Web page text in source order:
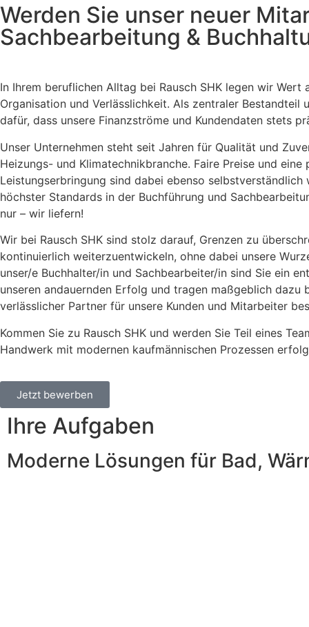
Werden Sie unser neuer
Sachbearbeitung &
In Ihrem beruflichen Alltag bei Rausch SHK legen wir Wert
Organisation und Verlässlichkeit. Als zentraler Bestandteil
dafür, dass unsere Finanzströme und Kundendaten stets
Unser Unternehmen steht seit Jahren für Qualität und
Heizungs- und Klimatechnikbranche. Faire Preise und eine
Leistungserbringung sind dabei ebenso selbstverständlich
höchster Standards in der Buchführung und
nur – wir liefern!
Wir bei Rausch SHK sind stolz darauf, Grenzen zu
kontinuierlich weiterzuentwickeln, ohne dabei unsere
unser/e Buchhalter/in und Sachbearbeiter/in sind Sie ein
unseren andauernden Erfolg und tragen maßgeblich dazu
verlässlicher Partner für unsere Kunden und Mitarbeiter
Kommen Sie zu Rausch SHK und werden Sie Teil eines
Handwerk mit modernen kaufmännischen Prozessen
Jetzt bewerben
Ihre Aufgaben
Moderne Lösungen für Bad,